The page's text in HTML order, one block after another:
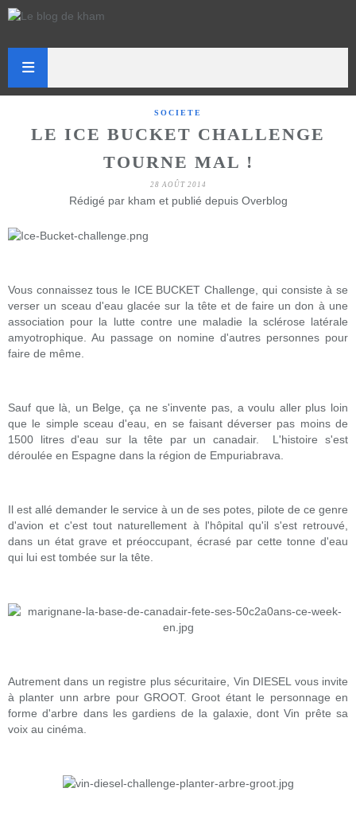
SOCIETE
LE ICE BUCKET CHALLENGE
TOURNE MAL !
28 AOÛT 2014
Rédigé par kham et publié depuis Overblog
Vous connaissez tous le ICE BUCKET Challenge, qui consiste à se
verser un sceau d'eau glacée sur la tête et de faire un don à une
association pour la lutte contre une maladie la sclérose latérale
amyotrophique. Au passage on nomine d'autres personnes pour
faire de même.
Sauf que là, un Belge, ça ne s'invente pas, a voulu aller plus loin
que le simple sceau d'eau, en se faisant déverser pas moins de
1500 litres d'eau sur la tête par un canadair. L'histoire s'est
déroulée en Espagne dans la région de Empuriabrava.
Il est allé demander le service à un de ses potes, pilote de ce genre
d'avion et c'est tout naturellement à l'hôpital qu'il s'est retrouvé,
dans un état grave et préoccupant, écrasé par cette tonne d'eau
qui lui est tombée sur la tête.
Autrement dans un registre plus sécuritaire, Vin DIESEL vous invite
à planter unn arbre pour GROOT. Groot étant le personnage en
forme d'arbre dans les gardiens de la galaxie, dont Vin prête sa
voix au cinéma.